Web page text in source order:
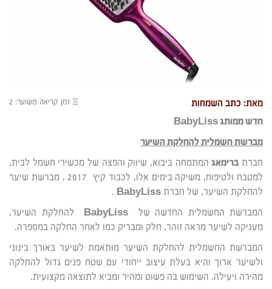
מאת: כתב השמחות זמן קריאה משוער: 2
חדש ממותגBabyLiss
מברשת חשמלית להחלקת השיער
חברת ברימאגהמתמחה ביבוא, שיווק והפצה של מכשירי חשמל לבית,
למטבח ולטיפוח, משיקה בימים אלו, לכבוד קיץ 2017 , מברשת שיער
להחלקת השיער, של חברת BabyLiss
.
המברשת החשמלית החדשה שלBabyLiss
להחלקת השיער,
מעניקה לשיער מראה זוהר, חלק ומבריק כמו לאחר החלקה במספרה.
המברשת החשמלית להחלקת השיער מותאמת לשיער באורך בינוני
ולשיער ארוך והיא בעלת עיצוב ייחודי עם שטח פנים גדול להחלקה
מהירה ויעילה. השימוש בה פשוט ומהיר ומביא לתוצאה מקצועית.